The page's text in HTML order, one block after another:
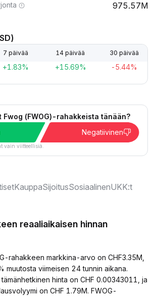
975.57M
7 päivää 14 päivää 30 päivää
+1.83% +15.69% -5.44%
Fwog (FWOG)-rahakkeista tänään?
Negatiivinen
vain viitteellisiä.
KauppaSijoitusSosiaalinenUKK:t
reaaliaikaisen hinnan
rahakkeen markkina-arvo on CHF3.35M,
muutosta viimeisen 24 tunnin aikana.
hinta on CHF 0.00343011, ja
on CHF 1.79M. FWOG-